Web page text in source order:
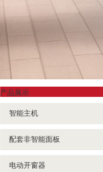
产品展示
智能主机
- 背景音乐主机
- 3代中控主机
配套非智能面板
电动开窗器